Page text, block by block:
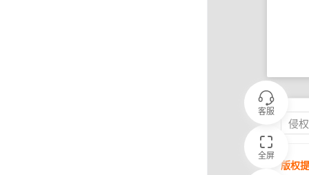
客服
全屏
侵
版权